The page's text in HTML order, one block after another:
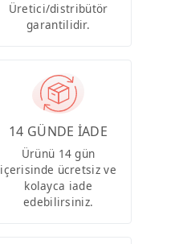
Üretici/distribütör
garantilidir.
14 GÜNDE İADE
Ürünü 14 gün
içerisinde ücretsiz ve
kolayca iade
edebilirsiniz.